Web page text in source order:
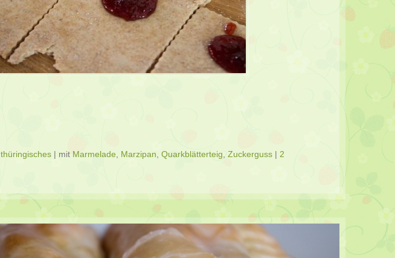
thüringisches | mit Marmelade, Marzipan, Quarkblätterteig, Zuckerguss | 2